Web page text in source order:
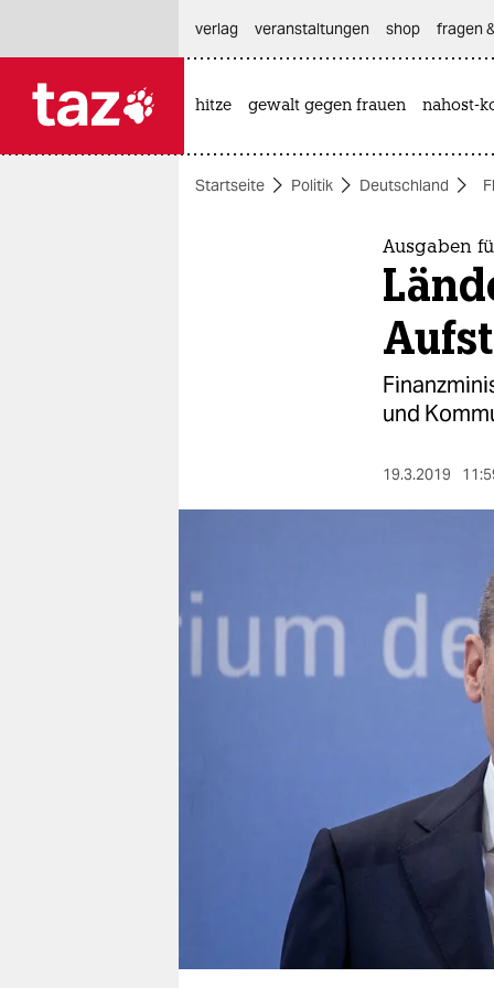
themen
wahrheit
unterstützen
genossenschaft
verlag
veranstaltungen shop fragen
hitze gewalt gegen frauen nahost-
Startseite Politik Deutschland
Ausgaben
und
19.3.2019